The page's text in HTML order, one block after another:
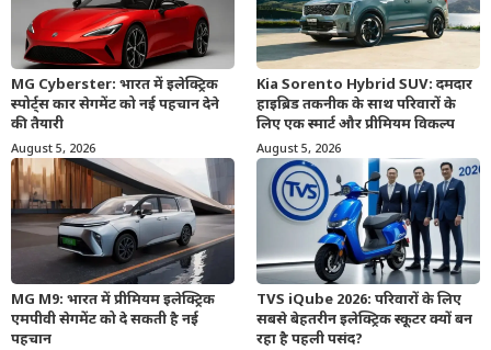
MG Cyberster: भारत में इलेक्ट्रिक
स्पोर्ट्स कार सेगमेंट को नई पहचान देने
की तैयारी
August 5, 2026
Kia Sorento Hybrid SUV: दमदार
हाइब्रिड तकनीक के साथ परिवारों के
लिए एक स्मार्ट और प्रीमियम विकल्प
August 5, 2026
MG M9: भारत में प्रीमियम इलेक्ट्रिक
एमपीवी सेगमेंट को दे सकती है नई
पहचान
TVS iQube 2026: परिवारों के लिए
सबसे बेहतरीन इलेक्ट्रिक स्कूटर क्यों बन
रहा है पहली पसंद?